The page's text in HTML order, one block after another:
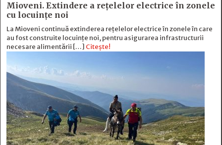
Mioveni. Extindere a rețelelor electrice în zonele
cu locuințe noi
La Mioveni continuă extinderea rețelelor electrice în zonele în care
au fost construite locuințe noi, pentru asigurarea infrastructurii
necesare alimentării […] Citește!